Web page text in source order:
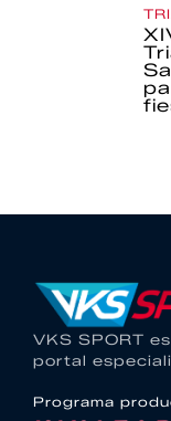
VKS SPORT
portal
Programa